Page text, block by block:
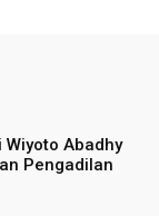
Wiyoto Abadhy
Pengadilan